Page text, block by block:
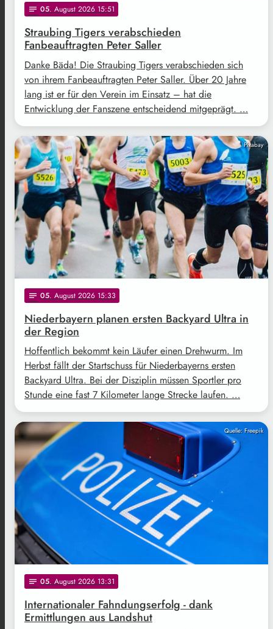
notes 05. August 2026 15:51
Straubing Tigers verabschieden
Fanbeauftragten Peter Saller
Danke Bäda! Die Straubing Tigers verabschieden sich
von ihrem Fanbeauftragten Peter Saller. Über 20 Jahre
lang ist er für den Verein im Einsatz – hat die
Entwicklung der Fanszene entscheidend mitgeprägt. …
Pixabay
notes 05. August 2026 15:33
Niederbayern planen ersten Backyard Ultra in
der Region
Hoffentlich bekommt kein Läufer einen Drehwurm. Im
Herbst fällt der Startschuss für Niederbayerns ersten
Backyard Ultra. Bei der Disziplin müssen Sportler pro
Stunde eine fast 7 Kilometer lange Strecke laufen. …
Quelle: Freepik
notes 05. August 2026 13:31
Internationaler Fahndungserfolg - dank
Ermittlungen aus Landshut